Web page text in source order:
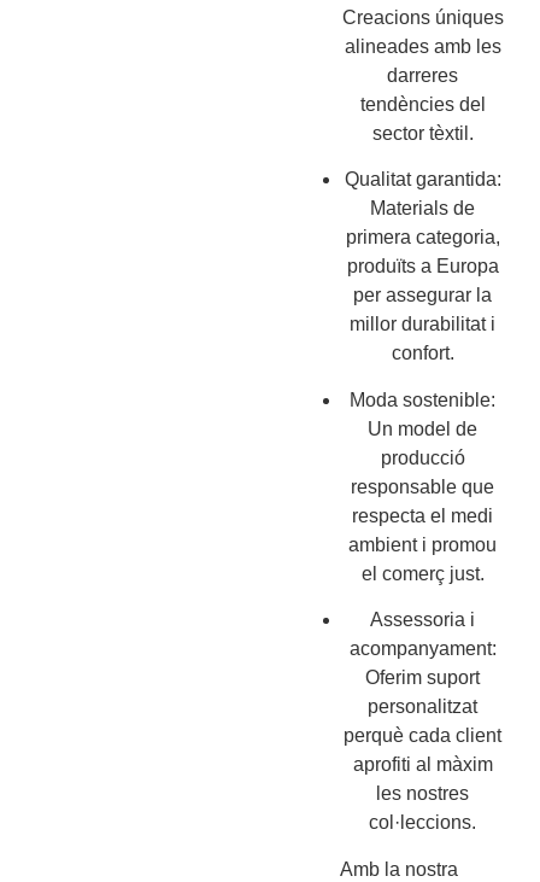
Creacions úniques
alineades amb les
darreres
tendències del
sector tèxtil.
Qualitat garantida:
Materials de
primera categoria,
produïts a Europa
per assegurar la
millor durabilitat i
confort.
Moda sostenible:
Un model de
producció
responsable que
respecta el medi
ambient i promou
el comerç just.
Assessoria i
acompanyament:
Oferim suport
personalitzat
perquè cada client
aprofiti al màxim
les nostres
col·leccions.
Amb la nostra